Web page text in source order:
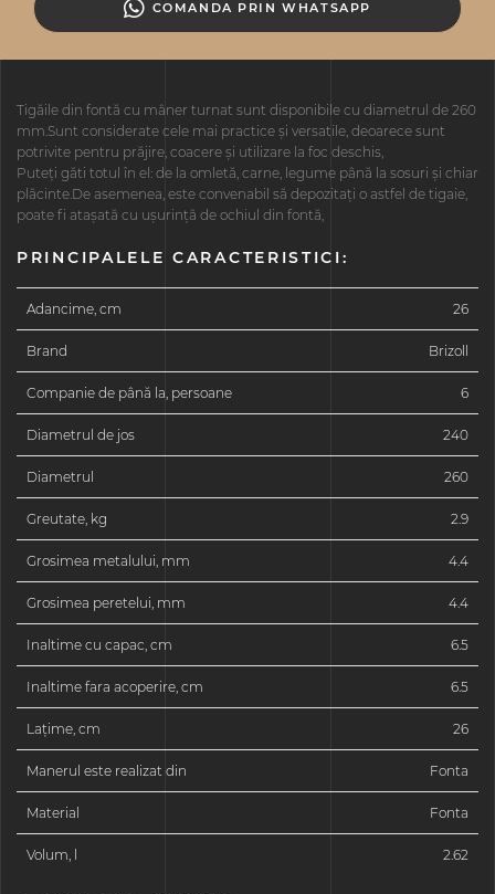
COMANDA PRIN WHATSAPP
Tigăile din fontă cu mâner turnat sunt disponibile cu diametrul de 260
mm.Sunt considerate cele mai practice și versatile, deoarece sunt
potrivite pentru prăjire, coacere și utilizare la foc deschis,
Puteți găti totul în el: de la omletă, carne, legume până la sosuri și chiar
plăcinte.De asemenea, este convenabil să depozitați o astfel de tigaie,
poate fi atașată cu ușurință de ochiul din fontă,
PRINCIPALELE CARACTERISTICI:
Adancime, cm 26
Brand Brizoll
Companie de până la, persoane 6
Diametrul de jos 240
Diametrul 260
Greutate, kg 2.9
Grosimea metalului, mm 4.4
Grosimea peretelui, mm 4.4
Inaltime cu capac, cm 6.5
Inaltime fara acoperire, cm 6.5
Laţime, cm 26
Manerul este realizat din Fonta
Material Fonta
Volum, l 2.62